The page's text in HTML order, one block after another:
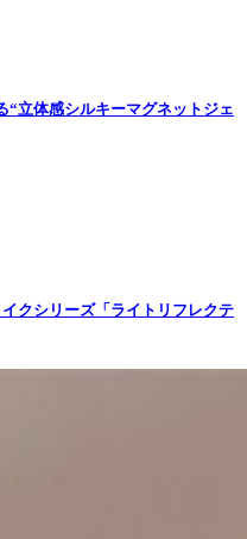
“立体感シルキーマグネットジェ
クシリーズ「ライトリフレクテ